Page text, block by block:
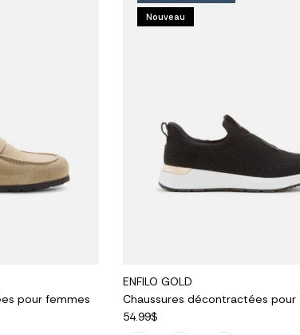
pour femmes
Nouveau
ENFILO GOLD
Chaussures décontractées pour
54.99$